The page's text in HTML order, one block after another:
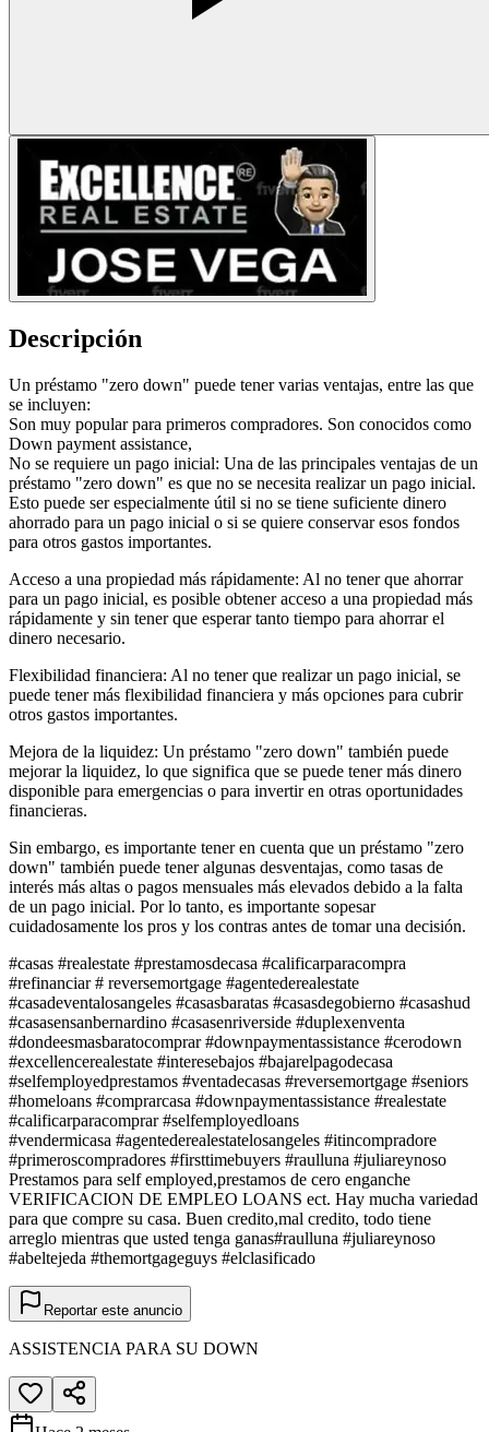
Descripción
Un préstamo "zero down" puede tener varias ventajas, entre las que
se incluyen:
Son muy popular para primeros compradores. Son conocidos como
Down payment assistance,
No se requiere un pago inicial: Una de las principales ventajas de un
préstamo "zero down" es que no se necesita realizar un pago inicial.
Esto puede ser especialmente útil si no se tiene suficiente dinero
ahorrado para un pago inicial o si se quiere conservar esos fondos
para otros gastos importantes.
Acceso a una propiedad más rápidamente: Al no tener que ahorrar
para un pago inicial, es posible obtener acceso a una propiedad más
rápidamente y sin tener que esperar tanto tiempo para ahorrar el
dinero necesario.
Flexibilidad financiera: Al no tener que realizar un pago inicial, se
puede tener más flexibilidad financiera y más opciones para cubrir
otros gastos importantes.
Mejora de la liquidez: Un préstamo "zero down" también puede
mejorar la liquidez, lo que significa que se puede tener más dinero
disponible para emergencias o para invertir en otras oportunidades
financieras.
Sin embargo, es importante tener en cuenta que un préstamo "zero
down" también puede tener algunas desventajas, como tasas de
interés más altas o pagos mensuales más elevados debido a la falta
de un pago inicial. Por lo tanto, es importante sopesar
cuidadosamente los pros y los contras antes de tomar una decisión.
#casas #realestate #prestamosdecasa #calificarparacompra
#refinanciar # reversemortgage #agentederealestate
#casadeventalosangeles #casasbaratas #casasdegobierno #casashud
#casasensanbernardino #casasenriverside #duplexenventa
#dondeesmasbaratocomprar #downpaymentassistance #cerodown
#excellencerealestate #interesebajos #bajarelpagodecasa
#selfemployedprestamos #ventadecasas #reversemortgage #seniors
#homeloans #comprarcasa #downpaymentassistance #realestate
#calificarparacomprar #selfemployedloans
#vendermicasa #agentederealestatelosangeles #itincompradore
#primeroscompradores #firsttimebuyers #raulluna #juliareynoso
Prestamos para self employed,prestamos de cero enganche
VERIFICACION DE EMPLEO LOANS ect. Hay mucha variedad
para que compre su casa. Buen credito,mal credito, todo tiene
arreglo mientras que usted tenga ganas#raulluna #juliareynoso
#abeltejeda #themortgageguys #elclasificado
Reportar este anuncio
ASSISTENCIA PARA SU DOWN